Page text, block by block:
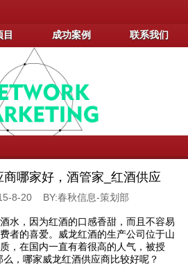
目 成功案例 联系我们
哪家好，酒管家_红酒供应
8-20 BY:春秋信息-策划部
水，因为红酒的口感香甜，而且不容易
者的喜爱。威龙红酒的生产公司位于山
，在国内一直有着很高的人气，被授
么，哪家威龙红酒供应商比较好呢？